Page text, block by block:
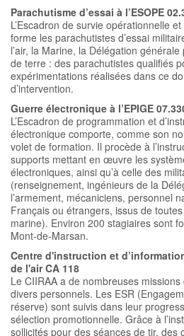
Parachutisme d’essai à l’ESOPE
L’Escadron de survie opérationnelle
forme les parachutistes d’essai
l’air, la Marine, la Délégation générale
de terre : des parachutistes qualifiés
expérimentations réalisées dans ce
d’intervention.
Guerre électronique à l’EPIGE
L’Escadron de programmation et
électronique comporte, comme son
volet de formation. Il procède à
supports mettant en œuvre les
électroniques, ainsi qu’à celle des
(renseignement, ingénieurs de la
l’armement, mécaniciens, personnel
Français ou étrangers, issus de
marine). Environ 200 stagiaires sont
Mont-de-Marsan.
Centre d'instruction et
de l'air CA 118
Le CIIRAA a de nombreuses
divers personnels. Les ESR
réserve) sont suivis dans leur
sélection promotionnelle. Grâce à
sollicités pour des séances de tir, des